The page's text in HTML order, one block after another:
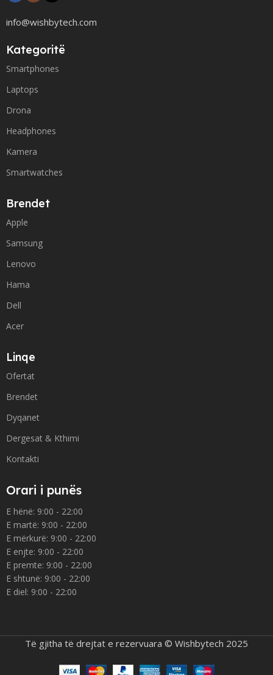
info@wishbytech.com
Kategoritë
Smartphones
Laptops
Drona
Headphones
Kamera
Smartwatches
Brendet
Apple
Samsung
Lenovo
Hama
Dell
Acer
Linqe
Ofertat
Brendet
Dyqanet
Dergesat & Kthimi
Kontakti
Orari i punës
E hënë: 9:00 - 22:00
E martë: 9:00 - 22:00
E mërkurë: 9:00 - 22:00
E enjte: 9:00 - 22:00
E premte: 9:00 - 22:00
E shtunë: 9:00 - 22:00
E diel: 9:00 - 22:00
Të gjitha të drejtat e rezervuara © Wishbytech 2025